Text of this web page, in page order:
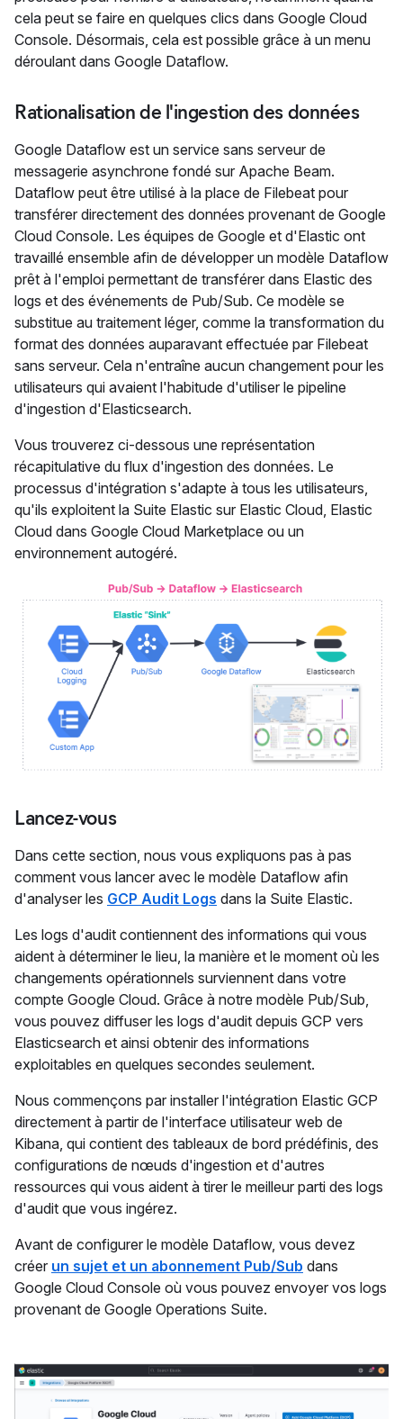
cela peut se faire en quelques clics dans Google Cloud
Console. Désormais, cela est possible grâce à un menu
déroulant dans Google Dataflow.
Rationalisation de l'ingestion des données
Google Dataflow est un service sans serveur de
messagerie asynchrone fondé sur Apache Beam.
Dataflow peut être utilisé à la place de Filebeat pour
transférer directement des données provenant de Google
Cloud Console. Les équipes de Google et d'Elastic ont
travaillé ensemble afin de développer un modèle Dataflow
prêt à l'emploi permettant de transférer dans Elastic des
logs et des événements de Pub/Sub. Ce modèle se
substitue au traitement léger, comme la transformation du
format des données auparavant effectuée par Filebeat
sans serveur. Cela n'entraîne aucun changement pour les
utilisateurs qui avaient l'habitude d'utiliser le pipeline
d'ingestion d'Elasticsearch.
Vous trouverez ci-dessous une représentation
récapitulative du flux d'ingestion des données. Le
processus d'intégration s'adapte à tous les utilisateurs,
qu'ils exploitent la Suite Elastic sur Elastic Cloud, Elastic
Cloud dans Google Cloud Marketplace ou un
environnement autogéré.
Lancez-vous
Dans cette section, nous vous expliquons pas à pas
comment vous lancer avec le modèle Dataflow afin
d'analyser les GCP Audit Logs dans la Suite Elastic.
Les logs d'audit contiennent des informations qui vous
aident à déterminer le lieu, la manière et le moment où les
changements opérationnels surviennent dans votre
compte Google Cloud. Grâce à notre modèle Pub/Sub,
vous pouvez diffuser les logs d'audit depuis GCP vers
Elasticsearch et ainsi obtenir des informations
exploitables en quelques secondes seulement.
Nous commençons par installer l'intégration Elastic GCP
directement à partir de l'interface utilisateur web de
Kibana, qui contient des tableaux de bord prédéfinis, des
configurations de nœuds d'ingestion et d'autres
ressources qui vous aident à tirer le meilleur parti des logs
d'audit que vous ingérez.
Avant de configurer le modèle Dataflow, vous devez
créer un sujet et un abonnement Pub/Sub dans
Google Cloud Console où vous pouvez envoyer vos logs
provenant de Google Operations Suite.